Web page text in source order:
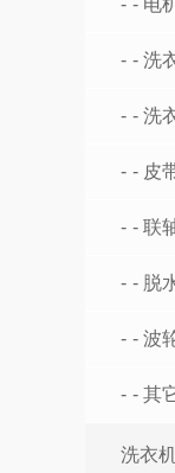
- 电
- 洗
- 洗
- 皮
- 联
- 脱
- 波
- 其
洗衣